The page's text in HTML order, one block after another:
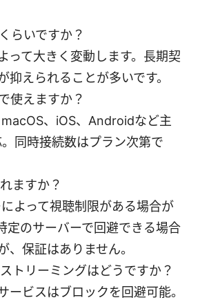
らいですか？
って大きく変動します。長期契
抑えられることが多いです。
使えますか？
、iOS、Androidなど主
同時接続数はプラン次第で
ますか？
によって視聴制限がある場合が
定のサーバーで回避できる場合
、保証はありません。
トリーミングはどうですか？
ービスはブロックを回避可能。